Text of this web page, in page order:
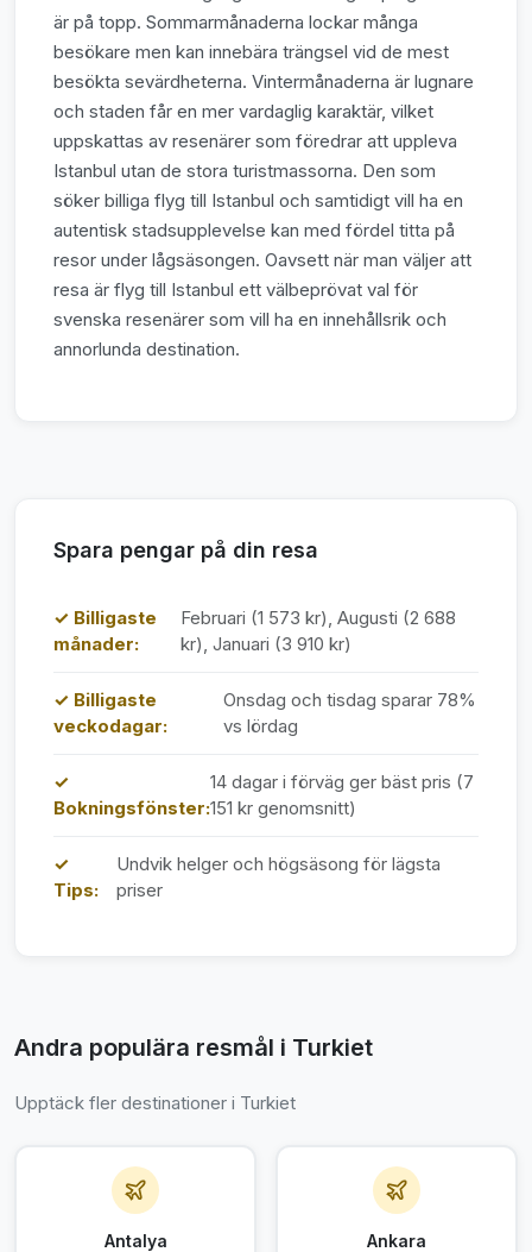
är på topp. Sommarmånaderna lockar många
besökare men kan innebära trängsel vid de mest
besökta sevärdheterna. Vintermånaderna är lugnare
och staden får en mer vardaglig karaktär, vilket
uppskattas av resenärer som föredrar att uppleva
Istanbul utan de stora turistmassorna. Den som
söker billiga flyg till Istanbul och samtidigt vill ha en
autentisk stadsupplevelse kan med fördel titta på
resor under lågsäsongen. Oavsett när man väljer att
resa är flyg till Istanbul ett välbeprövat val för
svenska resenärer som vill ha en innehållsrik och
annorlunda destination.
Spara pengar på din resa
✓ Billigaste
månader:
Februari (1 573 kr), Augusti (2 688
kr), Januari (3 910 kr)
✓ Billigaste
veckodagar:
Onsdag och tisdag sparar 78%
vs lördag
✓
Bokningsfönster:
14 dagar i förväg ger bäst pris (7
151 kr genomsnitt)
✓
Tips:
Undvik helger och högsäsong för lägsta
priser
Andra populära resmål i Turkiet
Upptäck fler destinationer i Turkiet
Antalya Ankara